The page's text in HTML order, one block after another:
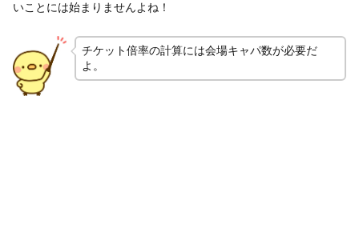
いことには始まりませんよね！
チケット倍率の計算には会場キャパ数が必要だ
よ。